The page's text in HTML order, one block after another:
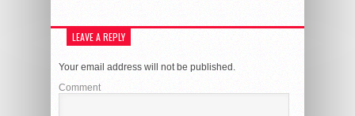
LEAVE A REPLY
Your email address will not be published.
Comment